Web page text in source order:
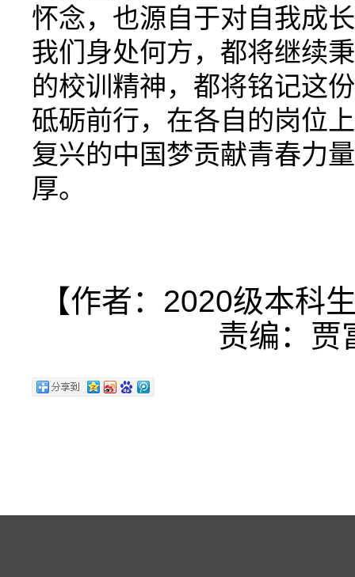
怀念，也源自于对自我成
我们身处何方，都将继续
的校训精神，都将铭记这
砥砺前行，在各自的岗位
复兴的中国梦贡献青春力
厚。
【作者：2020级本科
责编：贾